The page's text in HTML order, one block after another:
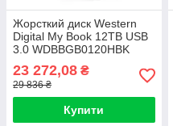
Жорсткий диск Western
Digital My Book 12TB USB
3.0 WDBBGB0120HBK
23 272,08 ₴
29 836 ₴
Купити